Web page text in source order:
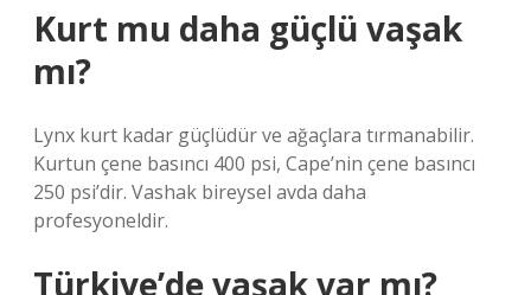
Kurt mu daha güçlü vaşak
mı?
Lynx kurt kadar güçlüdür ve ağaçlara tırmanabilir.
Kurtun çene basıncı 400 psi, Cape’nin çene basıncı
250 psi’dir. Vashak bireysel avda daha
profesyoneldir.
Türkiye’de vaşak var mı?